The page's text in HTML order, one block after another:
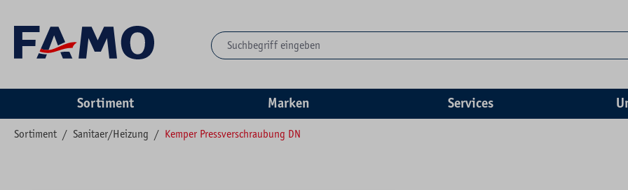
Sortiment Marken Services
Sortiment / Sanitaer/Heizung / Kemper Pressverschraubung DN